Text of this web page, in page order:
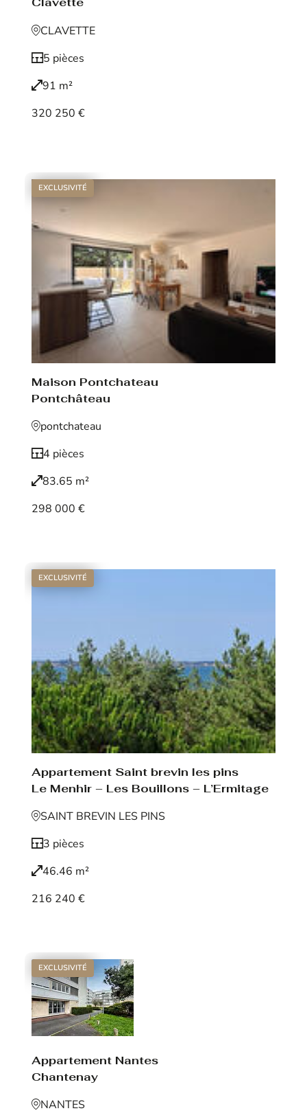
CLAVETTE
5 pièces
91 m²
320 250 €
EXCLUSIVITÉ
Maison Pontchateau
Pontchâteau
pontchateau
4 pièces
83.65 m²
298 000 €
EXCLUSIVITÉ
Appartement Saint brevin les pins
Le Menhir – Les Bouillons – L’Ermitage
SAINT BREVIN LES PINS
3 pièces
46.46 m²
216 240 €
EXCLUSIVITÉ
Appartement Nantes
Chantenay
NANTES